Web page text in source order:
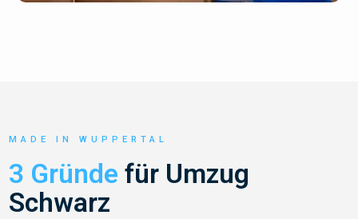
MADE IN WUPPERTAL
3 Gründe für Umzug
Schwarz